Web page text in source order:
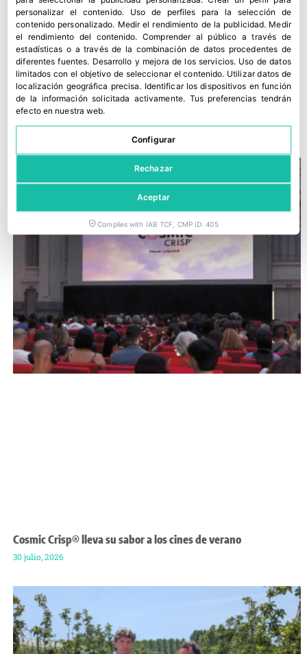
Asturiana de Fertilizantes defiende su continuidad en Avilés
30 julio, 2026
Cosmic Crisp® lleva su sabor a los cines de verano
30 julio, 2026
personalizar el contenido. Uso de perfiles para la selección de
contenido personalizado. Medir el rendimiento de la publicidad. Medir
el rendimiento del contenido.Comprender al público a través de
estadísticas o a través de la combinación de datos procedentes de
diferentes fuentes. Desarrollo y mejora de los servicios. Uso de datos
limitados con el objetivo de seleccionar el contenido. Utilizar datos de
localización geográfica precisa. Identificar los dispositivos en función
de la información solicitada activamente. Tus preferencias tendrán
efecto en nuestra web.
Configurar
Rechazar
Aceptar
Complies with IAB TCF, CMP ID: 405